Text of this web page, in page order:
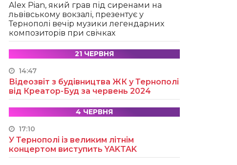
Alex Pian, який грав під сиренами на
львівському вокзалі, презентує у
Тернополі вечір музики легендарних
композиторів при свічках
21 ЧЕРВНЯ
14:47
Відеозвіт з будівництва ЖК у Тернополі
від Креатор-Буд за червень 2024
4 ЧЕРВНЯ
17:10
У Тернополі із великим літнім
концертом виступить YAKTAK